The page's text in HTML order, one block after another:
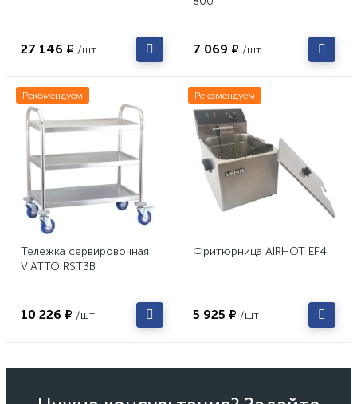
27 146 ₽ /шт 7 069 ₽ /шт
Рекомендуем
Тележка сервировочная
VIATTO RST3B
10 226 ₽ /шт
Рекомендуем
Фритюрница AIRHOT EF4
5 925 ₽ /шт